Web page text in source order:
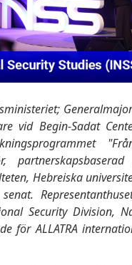
vid Begin-Sadat
partnerskapsbaserad
Hebreiska
Security Division,
för ALLATRA